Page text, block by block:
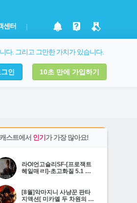
센터 |
다. 그리고 그만한 가치가 있습니다.
인 10초 만에 가입하기
캐스트에서 인기 가 가장 많아요!
라Ol언고슬리SF-[프로잭트
헤일매ㄹl]-초고화질 5.1 정
[8월]악마지니 사냥꾼 판타
지액션[ 미카엘 두 차원의 헌